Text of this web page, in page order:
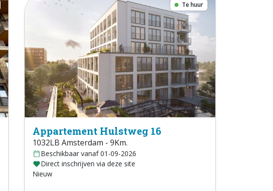
Te huur
Appartement Hulstweg 16
1032LB Amsterdam - 9Km.
Beschikbaar vanaf 01-09-2026
Direct inschrijven via deze site
Nieuw